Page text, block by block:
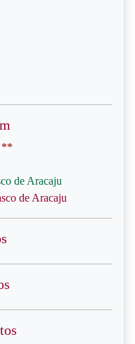
**
de Aracaju
de Aracaju